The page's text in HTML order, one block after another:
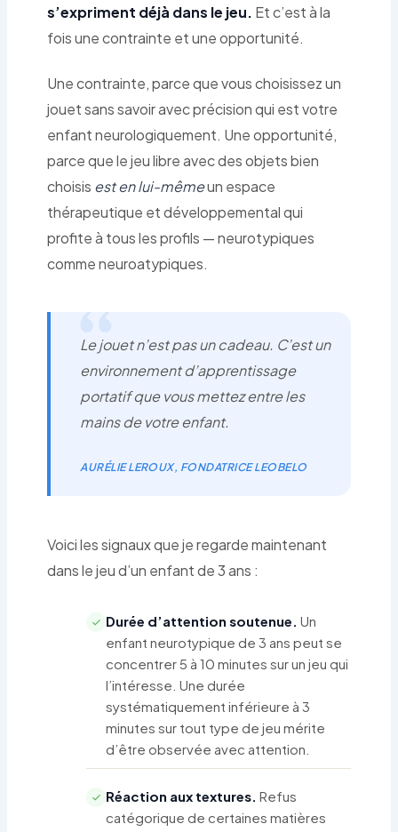
s’expriment déjà dans le jeu. Et c’est à la
fois une contrainte et une opportunité.
Une contrainte, parce que vous choisissez un
jouet sans savoir avec précision qui est votre
enfant neurologiquement. Une opportunité,
parce que le jeu libre avec des objets bien
choisis est en lui-mêmeun espace
thérapeutique et développemental qui
profite à tous les profils — neurotypiques
comme neuroatypiques.
Le jouet n’est pas un cadeau. C’est un
environnement d’apprentissage
portatif que vous mettez entre les
mains de votre enfant.
AURÉLIE LEROUX, FONDATRICE LEOBELO
Voici les signaux que je regarde maintenant
dans le jeu d’un enfant de 3 ans :
Durée d’attention soutenue. Un
enfant neurotypique de 3 ans peut se
concentrer 5 à 10 minutes sur un jeu qui
l’intéresse. Une durée
systématiquement inférieure à 3
minutes sur tout type de jeu mérite
d’être observée avec attention.
Réaction aux textures. Refus
catégorique de certaines matières